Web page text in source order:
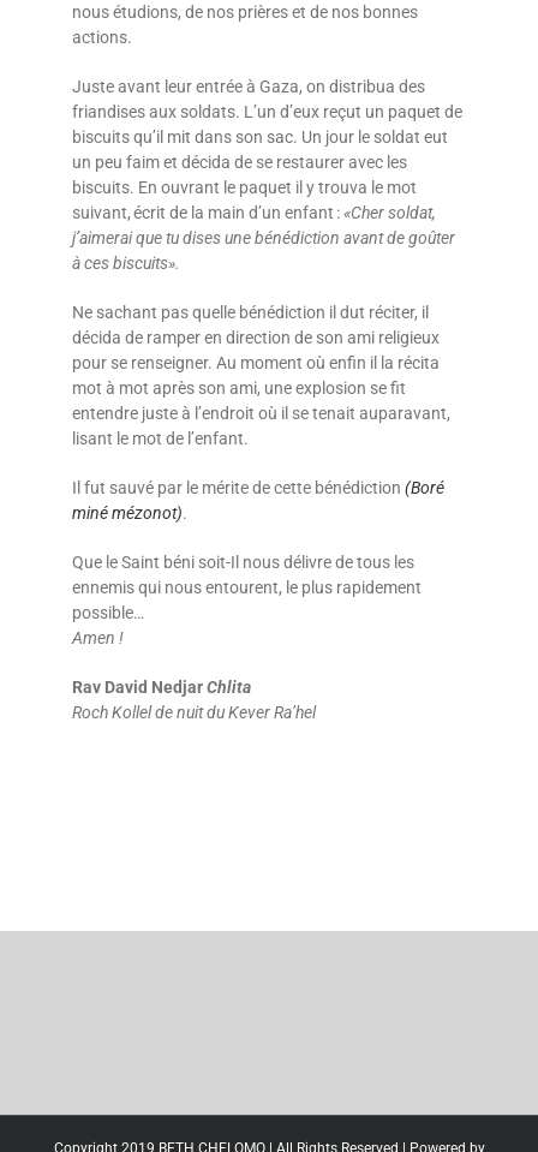
nous étudions, de nos prières et de nos bonnes
actions.
Juste avant leur entrée à Gaza, on distribua des
friandises aux soldats. L’un d’eux reçut un paquet de
biscuits qu’il mit dans son sac. Un jour le soldat eut
un peu faim et décida de se restaurer avec les
biscuits. En ouvrant le paquet il y trouva le mot
suivant, écrit de la main d’un enfant :«Cher soldat,
j’aimerai que tu dises une bénédiction avant de goûter
à ces biscuits».
Ne sachant pas quelle bénédiction il dut réciter, il
décida de ramper en direction de son ami religieux
pour se renseigner. Au moment où enfin il la récita
mot à mot après son ami, une explosion se fit
entendre juste à l’endroit où il se tenait auparavant,
lisant le mot de l’enfant.
Il fut sauvé par le mérite de cette bénédiction (Boré
miné mézonot).
Que le Saint béni soit-Il nous délivre de tous les
ennemis qui nous entourent, le plus rapidement
possible…
Amen !
Rav David NedjarChlita
Roch Kollel de nuit du Kever Ra’hel
Copyright 2019 BETH CHELOMO | All Rights Reserved | Powered by